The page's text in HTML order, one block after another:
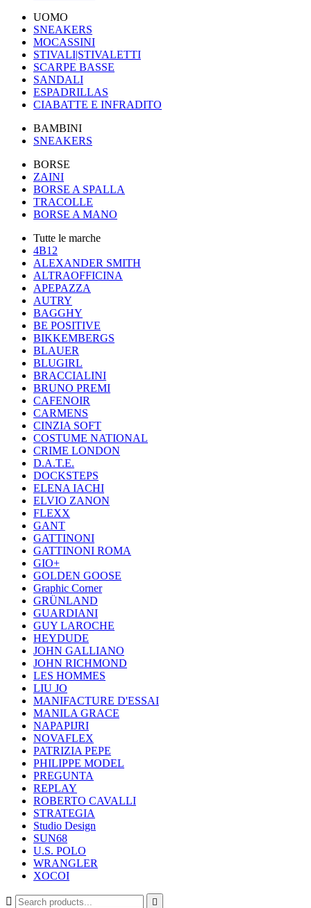
UOMO
SNEAKERS
MOCASSINI
STIVALI|STIVALETTI
SCARPE BASSE
SANDALI
ESPADRILLAS
CIABATTE E INFRADITO
BAMBINI
SNEAKERS
BORSE
ZAINI
BORSE A SPALLA
TRACOLLE
BORSE A MANO
Tutte le marche
4B12
ALEXANDER SMITH
ALTRAOFFICINA
APEPAZZA
AUTRY
BAGGHY
BE POSITIVE
BIKKEMBERGS
BLAUER
BLUGIRL
BRACCIALINI
BRUNO PREMI
CAFENOIR
CARMENS
CINZIA SOFT
COSTUME NATIONAL
CRIME LONDON
D.A.T.E.
DOCKSTEPS
ELENA IACHI
ELVIO ZANON
FLEXX
GANT
GATTINONI
GATTINONI ROMA
GIO+
GOLDEN GOOSE
Graphic Corner
GRÜNLAND
GUARDIANI
GUY LAROCHE
HEYDUDE
JOHN GALLIANO
JOHN RICHMOND
LES HOMMES
LIU JO
MANIFACTURE D'ESSAI
MANILA GRACE
NAPAPIJRI
NOVAFLEX
PATRIZIA PEPE
PHILIPPE MODEL
PREGUNTA
REPLAY
ROBERTO CAVALLI
STRATEGIA
Studio Design
SUN68
U.S. POLO
WRANGLER
XOCOI
 